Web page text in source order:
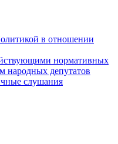
в отношении
нормативных
народных депутатов
слушания